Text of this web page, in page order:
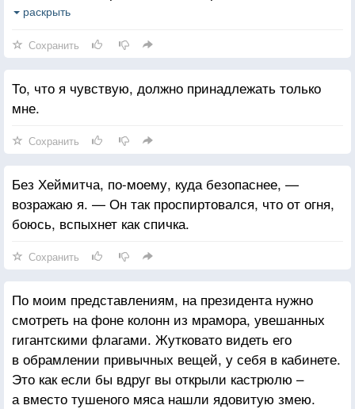
— Нет, это так. И когда ты закончила, я уже знал,
одиннадцать лет я собирался с духом, чтобы
заговорить с тобой.
раскрыть
Сохранить
То, что я чувствую, должно принадлежать только
мне.
Сохранить
Без Хеймитча, по-моему, куда безопаснее, —
возражаю я. — Он так проспиртовался, что от огня,
боюсь, вспыхнет как спичка.
Сохранить
По моим представлениям, на президента нужно
смотреть на фоне колонн из мрамора, увешанных
гигантскими флагами. Жутковато видеть его
в обрамлении привычных вещей, у себя в кабинете.
Это как если бы вдруг вы открыли кастрюлю –
а вместо тушеного мяса нашли ядовитую змею.